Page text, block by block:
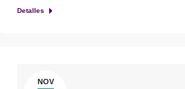
Detalles
NOV